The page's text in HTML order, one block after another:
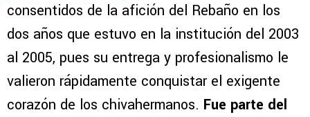
consentidos de la afición del Rebaño en los
dos años que estuvo en la institución del 2003
al 2005, pues su entrega y profesionalismo le
valieron rápidamente conquistar el exigente
corazón de los chivahermanos. Fue parte del